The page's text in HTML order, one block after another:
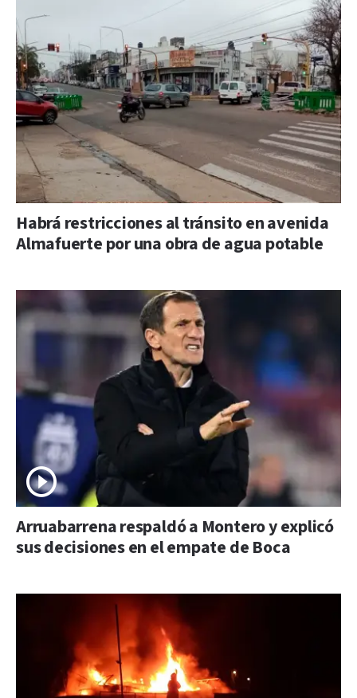
Habrá restricciones al tránsito en avenida
Almafuerte por una obra de agua potable
Arruabarrena respaldó a Montero y explicó
sus decisiones en el empate de Boca